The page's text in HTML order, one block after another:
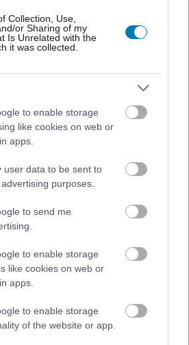
Collection, Use,
or Sharing of my
Is Unrelated with the
it was collected.
to enable storage
like cookies on web or
apps.
user data to be sent to
purposes.
to send me
to enable storage
like cookies on web or
apps.
to enable storage
of the website or app.
a Demon's Souls
Ghost of Tsushima
kapcsolatos
06:55
keringeni az
gyorsan meg is cáfolt.